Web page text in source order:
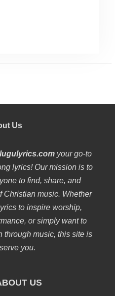
Us
your go-to
lyrics! Our mission is to
to find, share, and
Christian music. Whether
to inspire worship,
or simply want to
through music, this site is
you.
US